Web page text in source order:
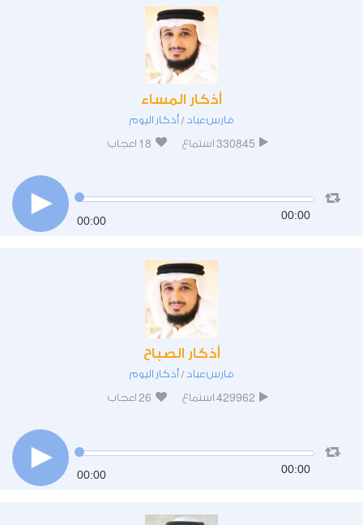
أذكار المساء
فارس عباد /أذكار اليوم
330845 استماع 18 اعجاب
00:00 00:00
أذكار الصباح
فارس عباد /أذكار اليوم
429962 استماع 26 اعجاب
00:00 00:00